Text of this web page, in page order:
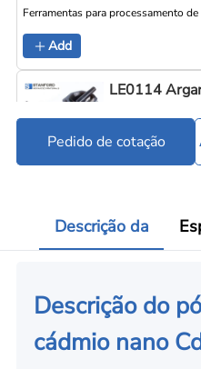
Ferramentas para processamento de
Add
LE0114
Pedido de cotação
Descrição da
Descrição do
cádmio nano